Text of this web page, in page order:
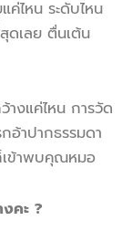
ไหน ระดับไหน
ดเลย ตื่นเต้น
งแค่ไหน การวัด
อ้าปากธรรมดา
เข้าพบคุณหมอ
คะ ?